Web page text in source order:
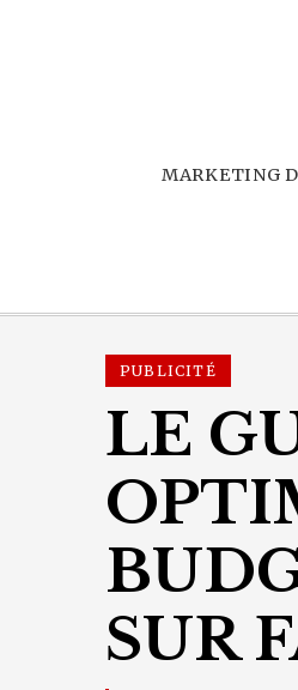
MARKETING
PUBLICITÉ
LE
SUR